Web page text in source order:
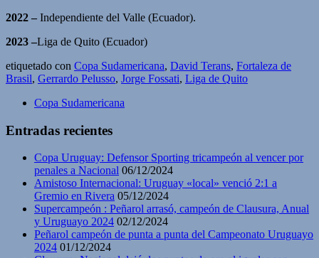
2022 – Independiente del Valle (Ecuador).
2023 –Liga de Quito (Ecuador)
etiquetado con Copa Sudamericana, David Terans, Fortaleza de
Brasil, Gerrardo Pelusso, Jorge Fossati, Liga de Quito
Copa Sudamericana
Entradas recientes
Copa Uruguay: Defensor Sporting tricampeón al vencer por
penales a Nacional 06/12/2024
Amistoso Internacional: Uruguay «local» venció 2:1 a
Gremio en Rivera 05/12/2024
Supercampeón : Peñarol arrasó, campeón de Clausura, Anual
y Uruguayo 2024 02/12/2024
Peñarol campeón de punta a punta del Campeonato Uruguayo
2024 01/12/2024